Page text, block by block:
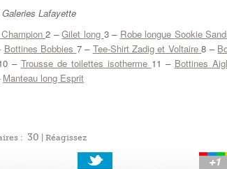
Lafayette
2 –Gilet long 3 – Robe longue Sookie
Bottines Bobbies 7 – Tee-Shirt Zadig et Voltaire8 –
– Trousse de toilettes isotherme 11 – Bottines
Manteau long Esprit
: 30 | Réagissez